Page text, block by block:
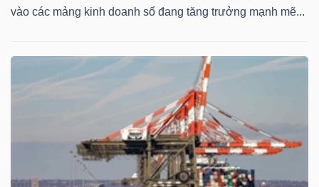
vào các mảng kinh doanh số đang tăng trưởng mạnh mẽ...